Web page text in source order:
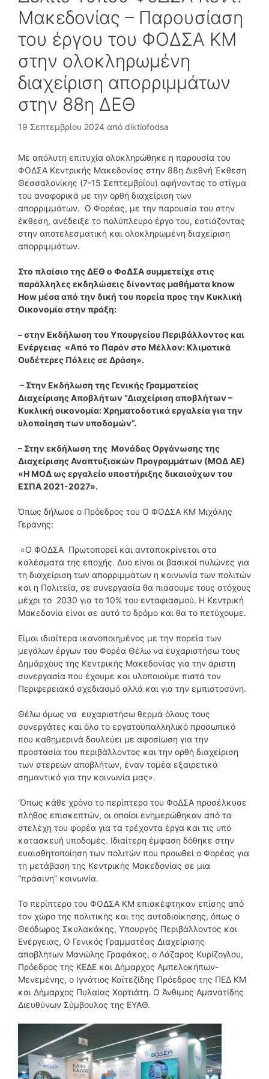
Μακεδονίας – Παρουσίαση
του έργου του ΦΟΔΣΑ ΚΜ
στην ολοκληρωμένη
διαχείριση απορριμμάτων
στην 88η ΔΕΘ
19 Σεπτεμβρίου 2024 από diktiofodsa
Με απόλυτη επιτυχία ολοκληρώθηκε η παρουσία του
ΦΟΔΣΑ Κεντρικής Μακεδονίας στην 88η Διεθνή Έκθεση
Θεσσαλονίκης (7-15 Σεπτεμβρίου) αφήνοντας το στίγμα
του αναφορικά με την ορθή διαχείριση των
απορριμμάτων. Ο Φορέας, με την παρουσία του στην
έκθεση, ανέδειξε το πολύπλευρο έργο του, εστιάζοντας
στην αποτελεσματική και ολοκληρωμένη διαχείριση
απορριμμάτων.
Στο πλαίσιο της ΔΕΘ ο ΦοΔΣΑ συμμετείχε στις
παράλληλες εκδηλώσεις δίνοντας μαθήματα know
How μέσα από την δική του πορεία προς την Κυκλική
Οικονομία στην πράξη:
– στην Εκδήλωση του Υπουργείου Περιβάλλοντος και
Ενέργειας «Από το Παρόν στο Μέλλον: Κλιματικά
Ουδέτερες Πόλεις σε Δράση».
– Στην Εκδήλωση της Γενικής Γραμματείας
Διαχείρισης Αποβλήτων “Διαχείριση αποβλήτων –
Κυκλική οικονομία: Χρηματοδοτικά εργαλεία για την
υλοποίηση των υποδομών”.
– Στην εκδήλωση της Μονάδας Οργάνωσης της
Διαχείρισης Αναπτυξιακών Προγραμμάτων (ΜΟΔ ΑΕ)
«Η ΜΟΔ ως εργαλείο υποστήριξης δικαιούχων του
ΕΣΠΑ 2021-2027».
Όπως δήλωσε ο Πρόεδρος του Ο ΦΟΔΣΑ ΚΜ Μιχάλης
Γεράνης:
«Ο ΦΟΔΣΑ Πρωτοπορεί και ανταποκρίνεται στα
καλέσματα της εποχής. Δυο είναι οι βασικοί πυλώνες για
τη διαχείριση των απορριμμάτων η κοινωνία των πολιτών
και η Πολιτεία, σε συνεργασία θα πιάσουμε τους στόχους
μέχρι το 2030 για το 10% του ενταφιασμού. Η Κεντρική
Μακεδονία είναι σε αυτό το δρόμο και θα το πετύχουμε.
Είμαι ιδιαίτερα ικανοποιημένος με την πορεία των
μεγάλων έργων του Φορέα Θέλω να ευχαριστήσω τους
Δημάρχους της Κεντρικής Μακεδονίας για την άριστη
συνεργασία που έχουμε και υλοποιούμε πιστά τον
Περιφερειακό σχεδιασμό αλλά και για την εμπιστοσύνη.
Θέλω όμως να ευχαριστήσω θερμά όλους τους
συνεργάτες και όλο το εργατοϋπαλληλικό προσωπικό
που καθημερινά δουλεύει με αφοσίωση για την
προστασία του περιβάλλοντος και την ορθή διαχείριση
των στερεών αποβλήτων, έναν τομέα εξαιρετικά
σημαντικό για την κοινωνία μας».
‘Όπως κάθε χρόνο το περίπτερο του ΦοΔΣΑ προσέλκυσε
πλήθος επισκεπτών, οι οποίοι ενημερώθηκαν από τα
στελέχη του φορέα για τα τρέχοντα έργα και τις υπό
κατασκευή υποδομές. Ιδιαίτερη έμφαση δόθηκε στην
ευαισθητοποίηση των πολιτών που προωθεί ο Φορέας για
τη μετάβαση της Κεντρικής Μακεδονίας σε μια
“πράσινη” κοινωνία.
Το περίπτερο του ΦΟΔΣΑ ΚΜ επισκέφτηκαν επίσης από
τον χώρο της πολιτικής και της αυτοδιοίκησης, όπως ο
Θεόδωρος Σκυλακάκης, Υπουργός Περιβάλλοντος και
Ενέργειας, Ο Γενικός Γραμματέας Διαχείρισης
αποβλήτων Μανώλης Γραφάκος, ο Λάζαρος Κυρίζογλου,
Πρόεδρος της ΚΕΔΕ και Δήμαρχος Αμπελοκήπων-
Μενεμένης, ο Ιγνάτιος Καϊτεζίδης Πρόεδρος της ΠΕΔ ΚΜ
και Δήμαρχος Πυλαίας Χορτιάτη. Ο Άνθιμος Αμανατίδης
Διευθύνων Σύμβουλος της ΕΥΑΘ.